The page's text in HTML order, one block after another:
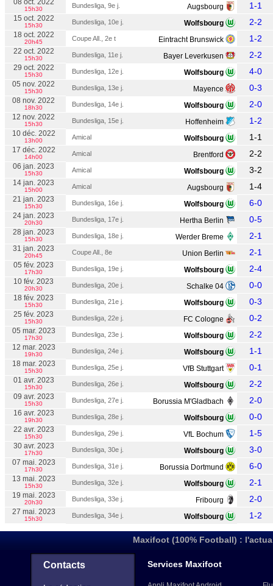
08 oct. 2022
15h30 Bundesliga, 9e j. Augsbourg 1-1
15 oct. 2022
15h30 Bundesliga, 10e j. Wolfsbourg 2-2
18 oct. 2022
20h45 Coupe All., 2e t Eintracht Brunswick 1-2
22 oct. 2022
15h30 Bundesliga, 11e j. Bayer Leverkusen 2-2
29 oct. 2022
15h30 Bundesliga, 12e j. Wolfsbourg 4-0
05 nov. 2022
15h30 Bundesliga, 13e j. Mayence 0-3
08 nov. 2022
18h30 Bundesliga, 14e j. Wolfsbourg 2-0
12 nov. 2022
15h30 Bundesliga, 15e j. Hoffenheim 1-2
10 déc. 2022
13h00 Amical Wolfsbourg 1-1
17 déc. 2022
14h00 Amical Brentford 2-2
06 jan. 2023
15h30 Amical Wolfsbourg 3-2
14 jan. 2023
15h00 Amical Augsbourg 1-4
21 jan. 2023
15h30 Bundesliga, 16e j. Wolfsbourg 6-0
24 jan. 2023
20h30 Bundesliga, 17e j. Hertha Berlin 0-5
28 jan. 2023
15h30 Bundesliga, 18e j. Werder Breme 2-1
31 jan. 2023
20h45 Coupe All., 8e Union Berlin 2-1
05 fév. 2023
17h30 Bundesliga, 19e j. Wolfsbourg 2-4
10 fév. 2023
20h30 Bundesliga, 20e j. Schalke 04 0-0
18 fév. 2023
15h30 Bundesliga, 21e j. Wolfsbourg 0-3
25 fév. 2023
15h30 Bundesliga, 22e j. FC Cologne 0-2
05 mar. 2023
17h30 Bundesliga, 23e j. Wolfsbourg 2-2
12 mar. 2023
19h30 Bundesliga, 24e j. Wolfsbourg 1-1
18 mar. 2023
15h30 Bundesliga, 25e j. VfB Stuttgart 0-1
01 avr. 2023
15h30 Bundesliga, 26e j. Wolfsbourg 2-2
09 avr. 2023
15h30 Bundesliga, 27e j. Borussia M'Gladbach 2-0
16 avr. 2023
19h30 Bundesliga, 28e j. Wolfsbourg 0-0
22 avr. 2023
15h30 Bundesliga, 29e j. VfL Bochum 1-5
30 avr. 2023
17h30 Bundesliga, 30e j. Wolfsbourg 3-0
07 mai. 2023
17h30 Bundesliga, 31e j. Borussia Dortmund 6-0
13 mai. 2023
15h30 Bundesliga, 32e j. Wolfsbourg 2-1
19 mai. 2023
20h30 Bundesliga, 33e j. Fribourg 2-0
27 mai. 2023
15h30 Bundesliga, 34e j. Wolfsbourg 1-2
Maxifoot (100% Football) :
Contacts Services Maxifoot